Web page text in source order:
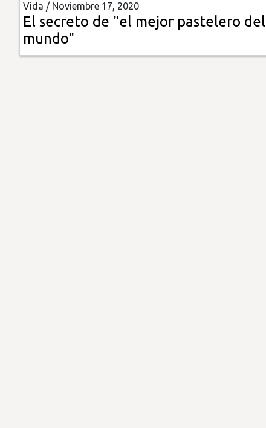
Multimedia
Impreso
Vida / Noviembre 17, 2020
El secreto de "el mejor pastelero del
mundo"